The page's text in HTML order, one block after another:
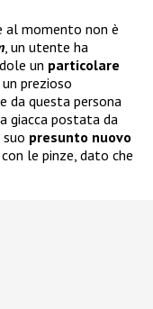
al momento non è
, un utente ha
un particolare
prezioso
da questa persona
giacca postata da
presunto nuovo
le pinze, dato che